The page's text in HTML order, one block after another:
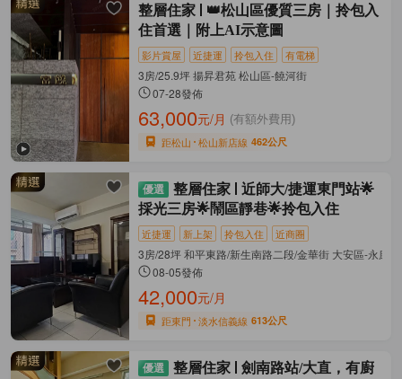
整層住家
👑松山區優質三房｜拎包入
住首選｜附上AI示意圖
影片賞屋 近捷運 拎包入住 有電梯
3房/25.9坪 揚昇君苑 松山區-饒河街
07-28發佈
63,000元/月 (有額外費用)
距松山 松山新店線 462公尺
整層住家
近師大/捷運東門站🌟
採光三房🌟鬧區靜巷🌟拎包入住
近捷運 新上架 拎包入住 近商圈
3房/28坪 和平東路/新生南路二段/金華街 大安區-永康街
08-05發佈
42,000元/月
距東門 淡水信義線 613公尺
整層住家
劍南路站/大直，有廚